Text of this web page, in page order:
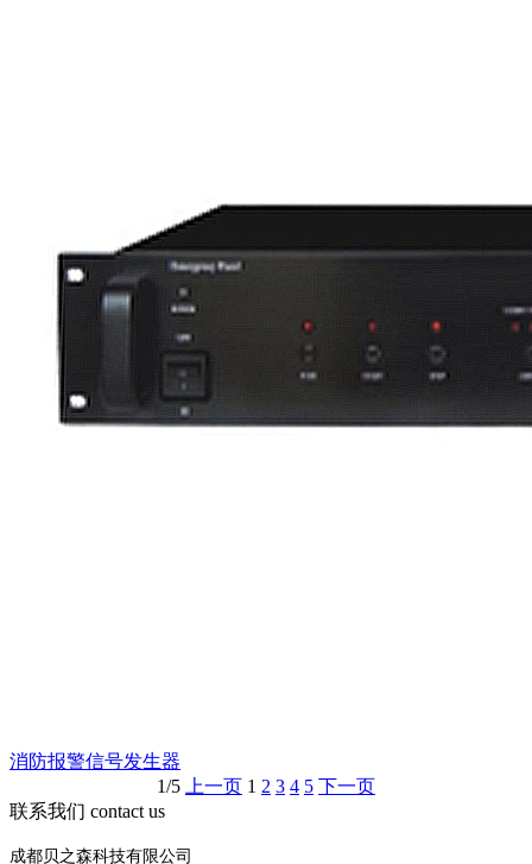
消防报警信号发生器
1/5
上一页 1 2 3 4 5 下一页
联系我们 contact us
成都贝之森科技有限公司